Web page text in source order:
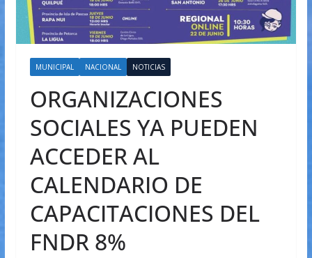
MUNICIPAL NACIONAL NOTICIAS
ORGANIZACIONES
SOCIALES YA PUEDEN
ACCEDER AL
CALENDARIO DE
CAPACITACIONES DEL
FNDR 8%